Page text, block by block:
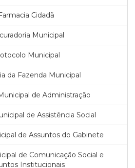
Cidadã
Municipal
Municipal
da Fazenda Municipal
de Administração
de Assistência Social
de Assuntos do Gabinete
de Comunicação Social e
Institucionais